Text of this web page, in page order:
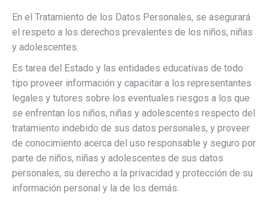
En el Tratamiento de los Datos Personales, se asegurará
el respeto a los derechos prevalentes de los niños, niñas
y adolescentes.
Es tarea del Estado y las entidades educativas de todo
tipo proveer información y capacitar a los representantes
legales y tutores sobre los eventuales riesgos a los que
se enfrentan los niños, niñas y adolescentes respecto del
tratamiento indebido de sus datos personales, y proveer
de conocimiento acerca del uso responsable y seguro por
parte de niños, niñas y adolescentes de sus datos
personales, su derecho a la privacidad y protección de su
información personal y la de los demás.